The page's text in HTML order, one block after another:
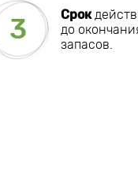
3 Срок
до
запасов.